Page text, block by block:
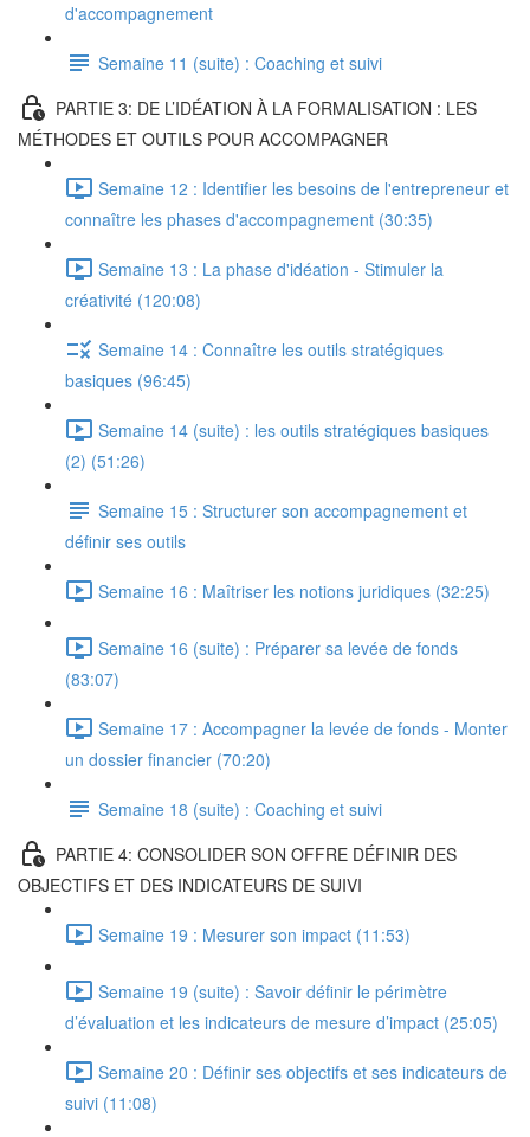
d'accompagnement
Semaine 11 (suite) : Coaching et suivi
PARTIE 3: DE L’IDÉATION À LA FORMALISATION : LES
MÉTHODES ET OUTILS POUR ACCOMPAGNER
Semaine 12 : Identifier les besoins de l'entrepreneur et
connaître les phases d'accompagnement (30:35)
Semaine 13 : La phase d'idéation - Stimuler la
créativité (120:08)
Semaine 14 : Connaître les outils stratégiques
basiques (96:45)
Semaine 14 (suite) : les outils stratégiques basiques
(2) (51:26)
Semaine 15 : Structurer son accompagnement et
définir ses outils
Semaine 16 : Maîtriser les notions juridiques (32:25)
Semaine 16 (suite) : Préparer sa levée de fonds
(83:07)
Semaine 17 : Accompagner la levée de fonds - Monter
un dossier financier (70:20)
Semaine 18 (suite) : Coaching et suivi
PARTIE 4: CONSOLIDER SON OFFRE DÉFINIR DES
OBJECTIFS ET DES INDICATEURS DE SUIVI
Semaine 19 : Mesurer son impact (11:53)
Semaine 19 (suite) : Savoir définir le périmètre
d’évaluation et les indicateurs de mesure d’impact (25:05)
Semaine 20 : Définir ses objectifs et ses indicateurs de
suivi (11:08)